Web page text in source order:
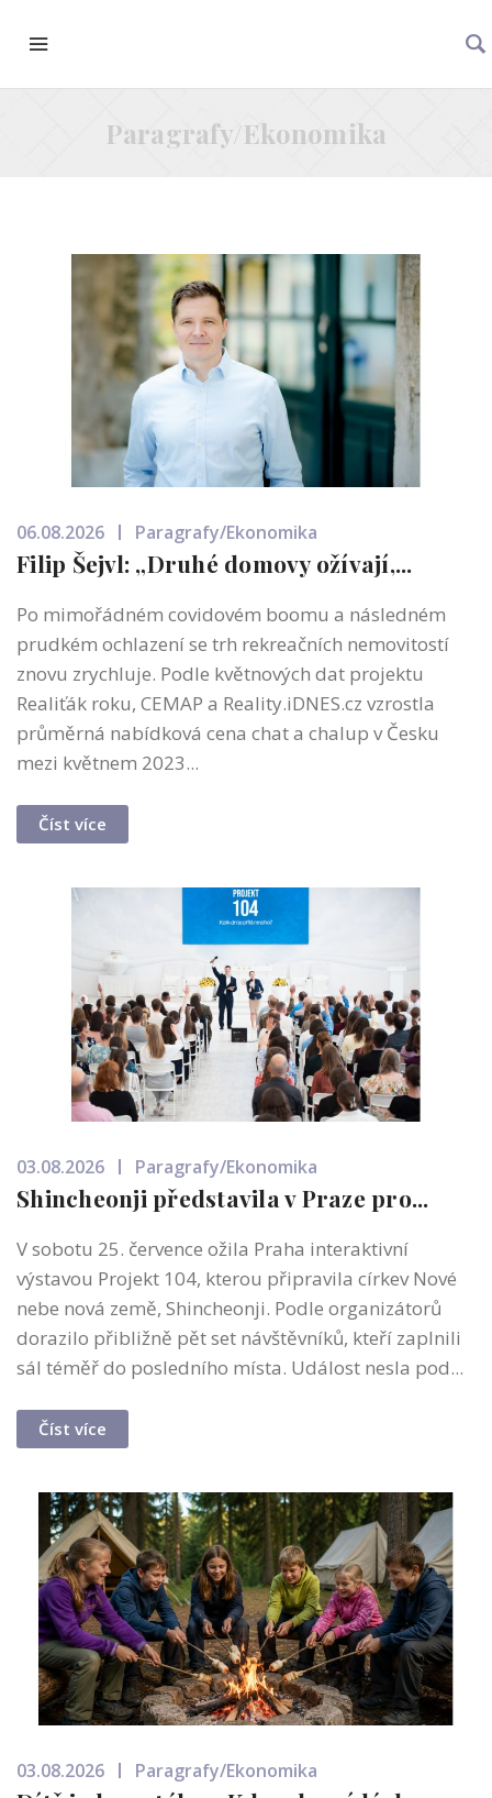
Paragrafy/Ekonomika
06.08.2026 Paragrafy/Ekonomika
Filip Šejvl: „Druhé domovy ožívají,...
Po mimořádném covidovém boomu a následném
prudkém ochlazení se trh rekreačních nemovitostí
znovu zrychluje. Podle květnových dat projektu
Realiťák roku, CEMAP a Reality.iDNES.cz vzrostla
průměrná nabídková cena chat a chalup v Česku
mezi květnem 2023...
Číst více
03.08.2026 Paragrafy/Ekonomika
Shincheonji představila v Praze pro...
V sobotu 25. července ožila Praha interaktivní
výstavou Projekt 104, kterou připravila církev Nové
nebe nová země, Shincheonji. Podle organizátorů
dorazilo přibližně pět set návštěvníků, kteří zaplnili
sál téměř do posledního místa. Událost nesla pod...
Číst více
03.08.2026 Paragrafy/Ekonomika